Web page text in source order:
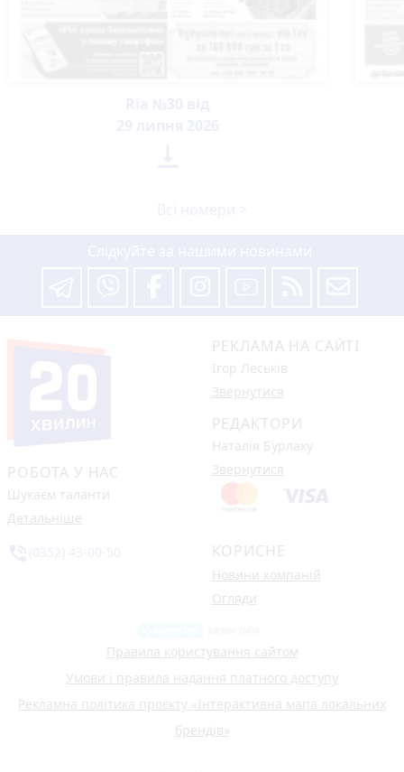
РОБОТА У НАС
Шукаєм таланти
Детальніше
РЕКЛАМА НА САЙТІ
Ігор Леськів
Звернутися
РЕДАКТОРИ
Наталія Бурлаку
Звернутися
КОРИСНЕ
Новини компаній
Огляди
Правила користування сайтом
Умови і правила надання платного доступу
Рекламна політика проєкту «Інтерактивна мапа локальних
брендів»